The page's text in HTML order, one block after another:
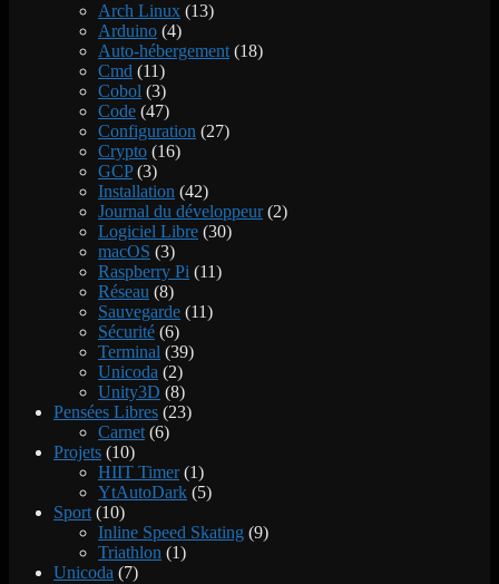
Arch Linux (13)
Arduino (4)
Auto-hébergement(18)
Cmd (11)
Cobol (3)
Code (47)
Configuration (27)
Crypto (16)
GCP(3)
Installation (42)
Journal du développeur(2)
Logiciel Libre (30)
macOS (3)
Raspberry Pi (11)
Réseau (8)
Sauvegarde (11)
Sécurité (6)
Terminal (39)
Unicoda (2)
Unity3D (8)
Pensées Libres (23)
Carnet(6)
Projets (10)
HIIT Timer(1)
YtAutoDark (5)
Sport(10)
Inline Speed Skating (9)
Triathlon (1)
Unicoda (7)